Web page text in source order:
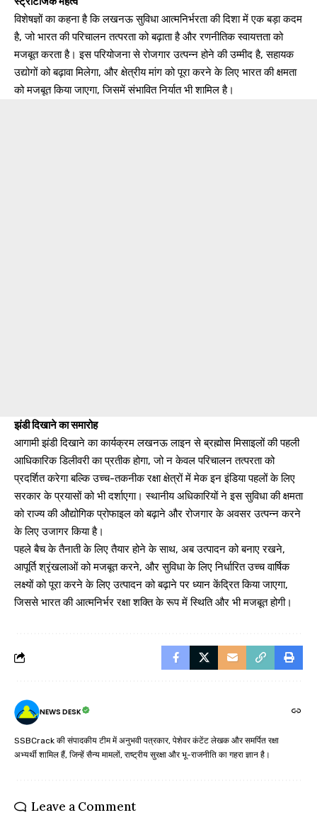
विशेषज्ञों का कहना है कि लखनऊ सुविधा आत्मनिर्भरता की दिशा में एक बड़ा कदम
है, जो भारत की परिचालन तत्परता को बढ़ाता है और रणनीतिक स्वायत्तता को
मजबूत करता है। इस परियोजना से रोजगार उत्पन्न होने की उम्मीद है, सहायक
उद्योगों को बढ़ावा मिलेगा, और क्षेत्रीय मांग को पूरा करने के लिए भारत की क्षमता
को मजबूत किया जाएगा, जिसमें संभावित निर्यात भी शामिल है।
झंडी दिखाने का समारोह
आगामी झंडी दिखाने का कार्यक्रम लखनऊ लाइन से ब्रह्मोस मिसाइलों की पहली
आधिकारिक डिलीवरी का प्रतीक होगा, जो न केवल परिचालन तत्परता को
प्रदर्शित करेगा बल्कि उच्च-तकनीक रक्षा क्षेत्रों में मेक इन इंडिया पहलों के लिए
सरकार के प्रयासों को भी दर्शाएगा। स्थानीय अधिकारियों ने इस सुविधा की क्षमता
को राज्य की औद्योगिक प्रोफाइल को बढ़ाने और रोजगार के अवसर उत्पन्न करने
के लिए उजागर किया है।
पहले बैच के तैनाती के लिए तैयार होने के साथ, अब उत्पादन को बनाए रखने,
आपूर्ति श्रृंखलाओं को मजबूत करने, और सुविधा के लिए निर्धारित उच्च वार्षिक
लक्ष्यों को पूरा करने के लिए उत्पादन को बढ़ाने पर ध्यान केंद्रित किया जाएगा,
जिससे भारत की आत्मनिर्भर रक्षा शक्ति के रूप में स्थिति और भी मजबूत होगी।
NEWS DESK
SSBCrack की संपादकीय टीम में अनुभवी पत्रकार, पेशेवर कंटेंट लेखक और समर्पित रक्षा
अभ्यर्थी शामिल हैं, जिन्हें सैन्य मामलों, राष्ट्रीय सुरक्षा और भू-राजनीति का गहरा ज्ञान है।
Leave a Comment